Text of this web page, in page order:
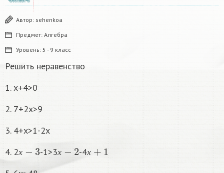
Автор: sehenkoa
Предмет: Алгебра
Уровень: 5 - 9 класс
Решить неравенство
1. х+4>0
2. 7+2х>9
3. 4+х>1-2x
4. 2х -1>3х
2
-4х